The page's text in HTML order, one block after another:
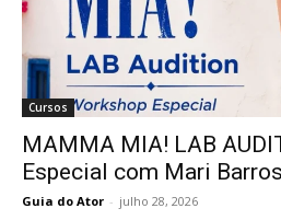
Cursos
MAMMA MIA! LAB
Especial com Mari Barros
Guia do Ator - julho 28, 2026